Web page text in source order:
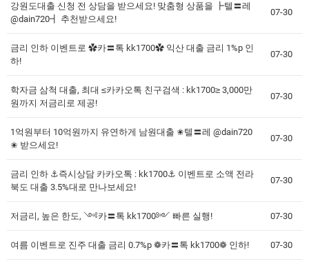
강원도대출 신청 전 상담을 받으세요! 맞춤형 상품을 ┣텔〓레
@dain720┫ 추천받으세요!
07-30
금리 인하 이벤트로 ✿카〓톡 kk1700✿ 익산 대출 금리 1%p 인
하!
07-30
학자금 삼척 대출, 최대 ≤카카오톡 친구검색 : kk1700≥ 3,000만
원까지 저금리로 제공!
07-30
1억원부터 10억원까지 유연하게 남원대출 ✬텔〓레 @dain720
✬ 받으세요!
07-30
금리 인하 ⚓즉시상담 카카오톡 : kk1700⚓ 이벤트로 소액 전라
북도 대출 3.5%대로 만나보세요!
07-30
저금리, 높은 한도, ༺카〓톡 kk1700༻ 빠른 실행! 07-30
여름 이벤트로 진주 대출 금리 0.7%p ❁카〓톡 kk1700❁ 인하! 07-30